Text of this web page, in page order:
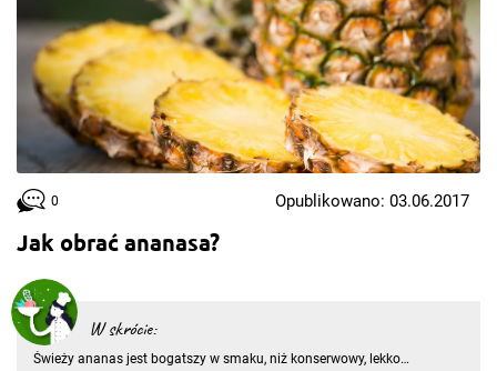
Jak obrać ananasa?
W skrócie:
Świeży ananas jest bogatszy w smaku, niż konserwowy, lekko
0 Opublikowano: 03.06.2017